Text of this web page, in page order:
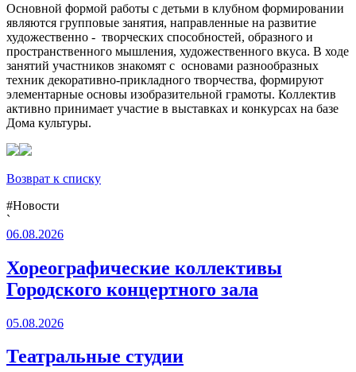
Основной формой работы с детьми в клубном формировании
являются групповые занятия, направленные на развитие
художественно - творческих способностей, образного и
пространственного мышления, художественного вкуса. В ходе
занятий участников знакомят с основами разнообразных
техник декоративно-прикладного творчества, формируют
элементарные основы изобразительной грамоты. Коллектив
активно принимает участие в выставках и конкурсах на базе
Дома культуры.
Возврат к списку
#Новости
`
06.08.2026
Хореографические коллективы
Городского концертного зала
05.08.2026
Театральные студии